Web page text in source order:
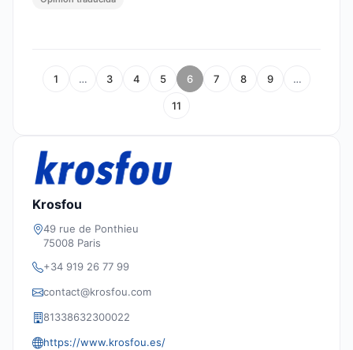
1 … 3 4 5 6 7 8 9 …
11
Krosfou
49 rue de Ponthieu
75008 Paris
+34 919 26 77 99
contact@krosfou.com
81338632300022
https://www.krosfou.es/